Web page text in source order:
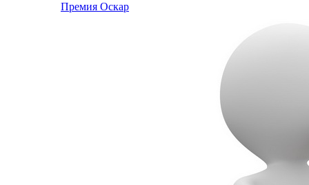
Премия Оскар